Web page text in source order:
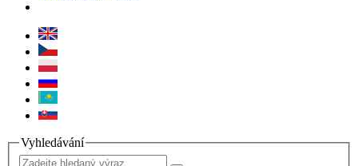
Vyhledávání